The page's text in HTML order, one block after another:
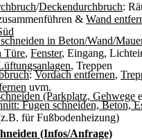
/Deckendurchbruch:
& Wand
in Beton/Wand/
Türe, Fenster, Eingang,
, Treppen
:Vordach entfernen,
uvm.
(Parkplatz, Gehwege
Fugen schneiden, Beton,
für Fußbodenheizung)
(Infos/Anfrage)